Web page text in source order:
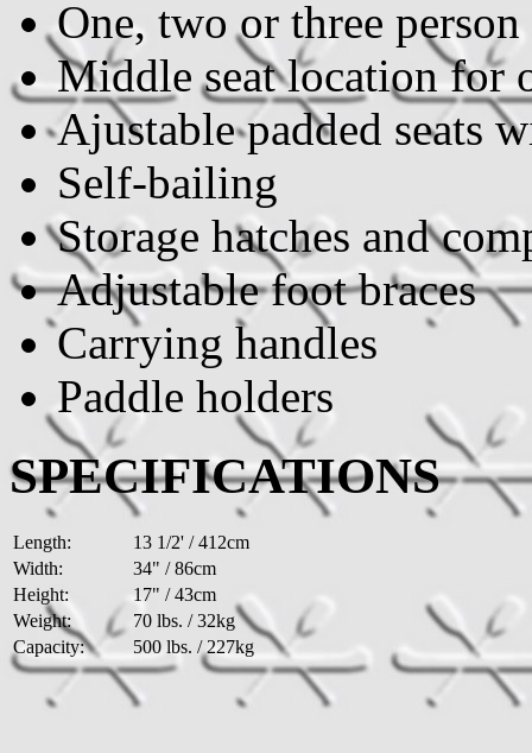
One, two or three
Middle seat location for
Ajustable padded seats
Self-bailing
Storage hatches and
Adjustable foot braces
Carrying handles
Paddle holders
SPECIFICATIONS
Length:
13 1/2' / 412cm
Width:
34" / 86cm
Height:
17" / 43cm
Weight:
70 lbs. / 32kg
Capacity:
500 lbs. / 227kg